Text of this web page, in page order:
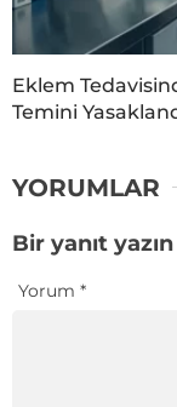
Eklem
Temini
YORUMLAR
Bir yanıt yazın
Yorum *